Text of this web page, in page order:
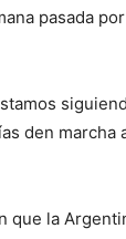
pasada
den marcha
que la